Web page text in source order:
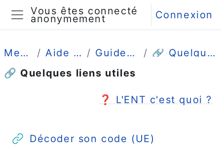
Passer au contenu principal
Panneau latéral
Vous êtes connecté
anonymement Connexion
Mes cours Aide et guides Guides étudiants
🔗 Quelques liens utiles
🔗 Quelques liens utiles
Résumé de section❓ L'ENT c'est quoi ?
Décoder son code (UE)